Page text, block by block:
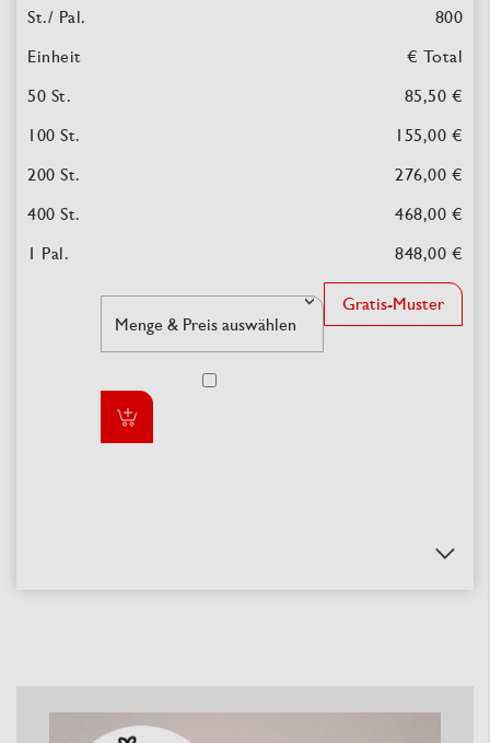
800
€ Total
85,50 €
155,00 €
276,00 €
468,00 €
848,00 €
Gratis-Muster